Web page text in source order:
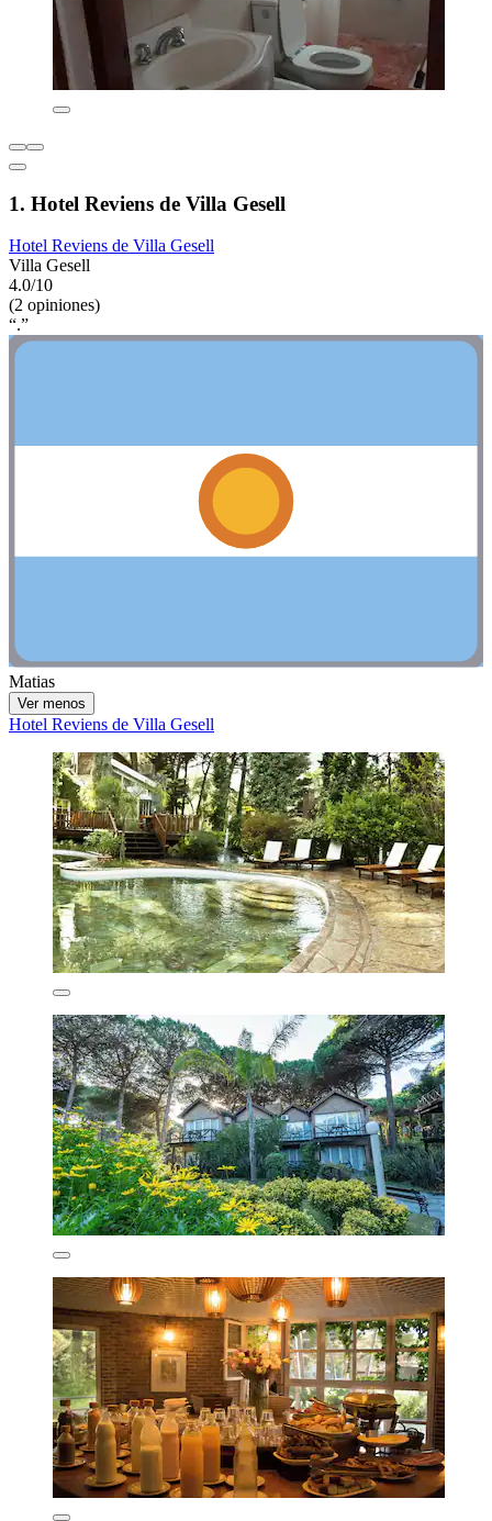
1. Hotel Reviens de Villa Gesell
Hotel Reviens de Villa Gesell
Villa Gesell
4.0/10
(2 opiniones)
“.”
Matias
Ver menos
Hotel Reviens de Villa Gesell